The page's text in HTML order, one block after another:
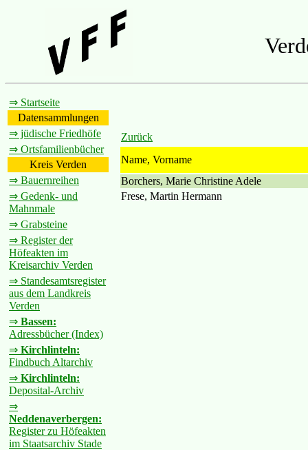
⇒ Startseite
Datensammlungen
⇒ jüdische Friedhöfe
⇒ Ortsfamilienbücher
Kreis Verden
⇒ Bauernreihen
⇒ Gedenk- und
Mahnmale
⇒ Grabsteine
⇒ Register der
Höfeakten im
Kreisarchiv Verden
⇒ Standesamtsregister
aus dem Landkreis
Verden
⇒ Bassen:
Adressbücher (Index)
⇒ Kirchlinteln:
Findbuch Altarchiv
⇒ Kirchlinteln:
Deposital-Archiv
⇒
Neddenaverbergen:
Register zu Höfeakten
im Staatsarchiv Stade
Zurück
Name, Vorname
Borchers, Marie Christine Adele
Frese, Martin Hermann